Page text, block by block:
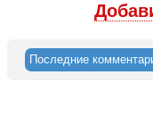
Последние